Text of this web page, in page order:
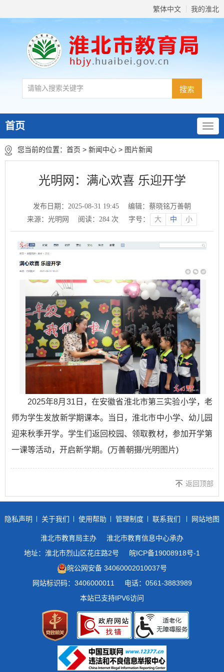
繁体中文 我的淮北
首页
您当前的位置： 首页 > 新闻中心 > 图片新闻
光明网：满心欢喜 乐迎开学
发布日期：2025-08-31 19:45
编辑：蔡晓铭万善朝
来源：光明网
阅读： 284 次 字号： 大 中 小
2025年8月31日，在安徽省淮北市第三实验小学，老
师为学生发放新学期课本。当日，淮北市中小学、幼儿园
迎来秋季开学。学生们返回校园、领取教材，参加开学第
一课等活动，开启新学期。(万善朝摄/光明图片)
返回顶部
隐私声明 关于我们 使用帮助 管理制度 联系我们 网站地图
淮北市教育局主办
淮北市教育信息中心承办
地址：淮北市烈山区花庄路2号
皖ICP备19008918号-1
皖公网安备 34060002010037号
网站标识码：3406000011
电话：0561-3883989
本站已支持IPV6访问